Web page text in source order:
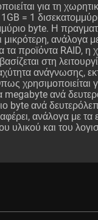
για τη
= 1
byte. Η
μικρότερη, ανάλογα
τα προϊόντα RAID, η
στη
ανάγνωσης,
χρησιμοποιείται
megabyte ανά
byte ανά
ανάλογα με τα
υλικού και του